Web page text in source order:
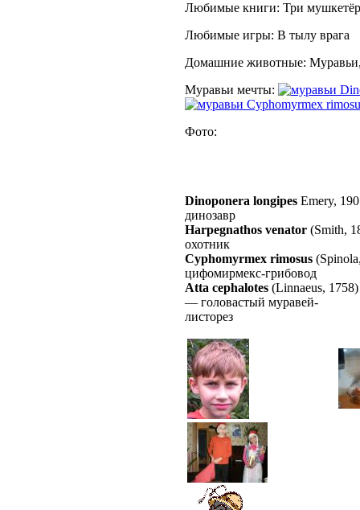
Любимые книги: Три
Любимые игры: В тылу врага
Домашние животные:
Муравьи мечты:
Cyphomyrmex
Фото:
Dinoponera longipes Emery,
динозавр
Harpegnathos venator (Smith,
охотник
Cyphomyrmex rimosus
цифомирмекс-грибовод
Atta cephalotes (Linnaeus, 1758)
— головастый муравей-
листорез